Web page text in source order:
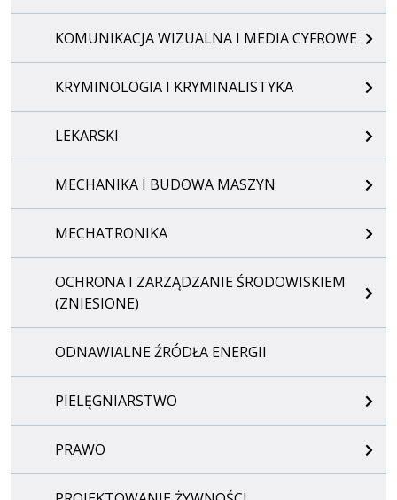
KOMUNIKACJA WIZUALNA I MEDIA CYFROWE
KRYMINOLOGIA I KRYMINALISTYKA
LEKARSKI
MECHANIKA I BUDOWA MASZYN
MECHATRONIKA
OCHRONA I ZARZĄDZANIE ŚRODOWISKIEM
(ZNIESIONE)
ODNAWIALNE ŹRÓDŁA ENERGII
PIELĘGNIARSTWO
PRAWO